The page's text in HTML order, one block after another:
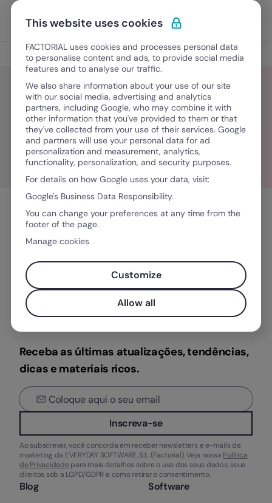
Ir para o conteúdo
Experimente Grátis
Blog
Victoria Ponsford
Receba as últimas atualizações, tendências,
dicas e materiais ricos.
Inscreva-se
Ao subscrever, você concorda em receber newsletters e e-mails de
marketing da EVERYDAY SOFTWARE, S.L. (Factorial). Veja nossa Política
de Privacidade para mais detalhes sobre o uso dos seus dados, seus
direitos sob a LGPD/GDPR e como retirar o consentimento.
Blog Software
This website uses cookies
FACTORIAL uses cookies and processes personal data
to personalise content and ads, to provide social media
features and to analyse our traffic.
We also share information about your use of our site
with our social media, advertising and analytics
partners, including Google, who may combine it with
other information that you've provided to them or that
they've collected from your use of their services. Google
and partners will use your personal data for ad
personalization and measurement, analytics,
functionality, personalization, and security purposes.
For details on how Google uses your data, visit:
Google's Business Data Responsibility.
You can change your preferences at any time from the
footer of the page.
Manage cookies
Customize
Allow all